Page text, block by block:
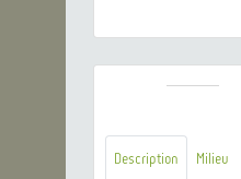
Description Milieu